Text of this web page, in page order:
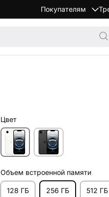
Покупателям
Цвет
Объем встроенной памяти
128 ГБ 256 ГБ 512 ГБ